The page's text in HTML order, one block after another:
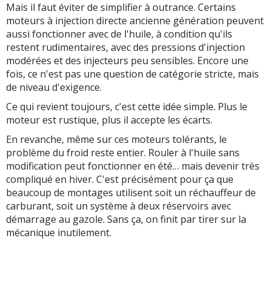
Mais il faut éviter de simplifier à outrance. Certains
moteurs à injection directe ancienne génération peuvent
aussi fonctionner avec de l'huile, à condition qu'ils
restent rudimentaires, avec des pressions d'injection
modérées et des injecteurs peu sensibles. Encore une
fois, ce n'est pas une question de catégorie stricte, mais
de niveau d'exigence.
Ce qui revient toujours, c'est cette idée simple. Plus le
moteur est rustique, plus il accepte les écarts.
En revanche, même sur ces moteurs tolérants, le
problème du froid reste entier. Rouler à l'huile sans
modification peut fonctionner en été… mais devenir très
compliqué en hiver. C'est précisément pour ça que
beaucoup de montages utilisent soit un réchauffeur de
carburant, soit un système à deux réservoirs avec
démarrage au gazole. Sans ça, on finit par tirer sur la
mécanique inutilement.